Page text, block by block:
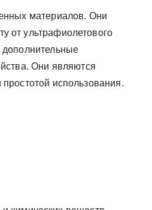
материалов. Они
от ультрафиолетового
дополнительные
Они являются
использования.